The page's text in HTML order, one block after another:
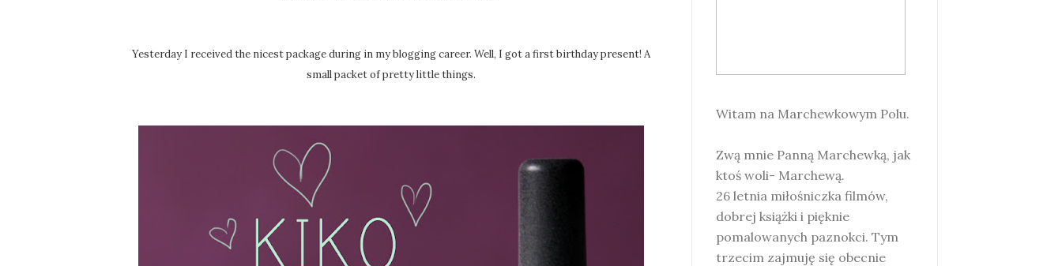
Yesterday I received the nicest package during in my blogging career. Well, I got a first birthday present! A
small packet of pretty little things.
Witam na Marchewkowym Polu.
Zwą mnie Panną Marchewką, jak
ktoś woli- Marchewą.
26 letnia miłośniczka filmów,
dobrej książki i pięknie
pomalowanych paznokci. Tym
trzecim zajmuję się obecnie